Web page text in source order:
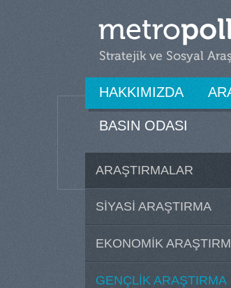
HAKKIMIZDA
BASIN ODASI
ARAŞTIRMALAR
SİYASİ ARAŞTIRMA
EKONOMİK
GENÇLİK ARAŞTIRMA